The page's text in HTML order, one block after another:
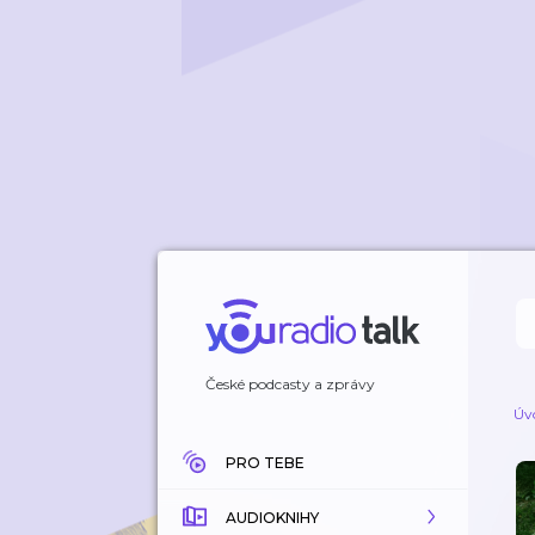
České podcasty a zprávy
PRO TEBE
AUDIOKNIHY